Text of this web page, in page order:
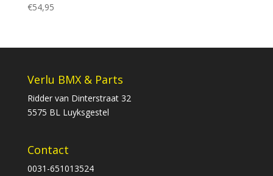
€54,95
Verlu BMX & Parts
Ridder van Dinterstraat 32
5575 BL Luyksgestel
Contact
0031-651013524